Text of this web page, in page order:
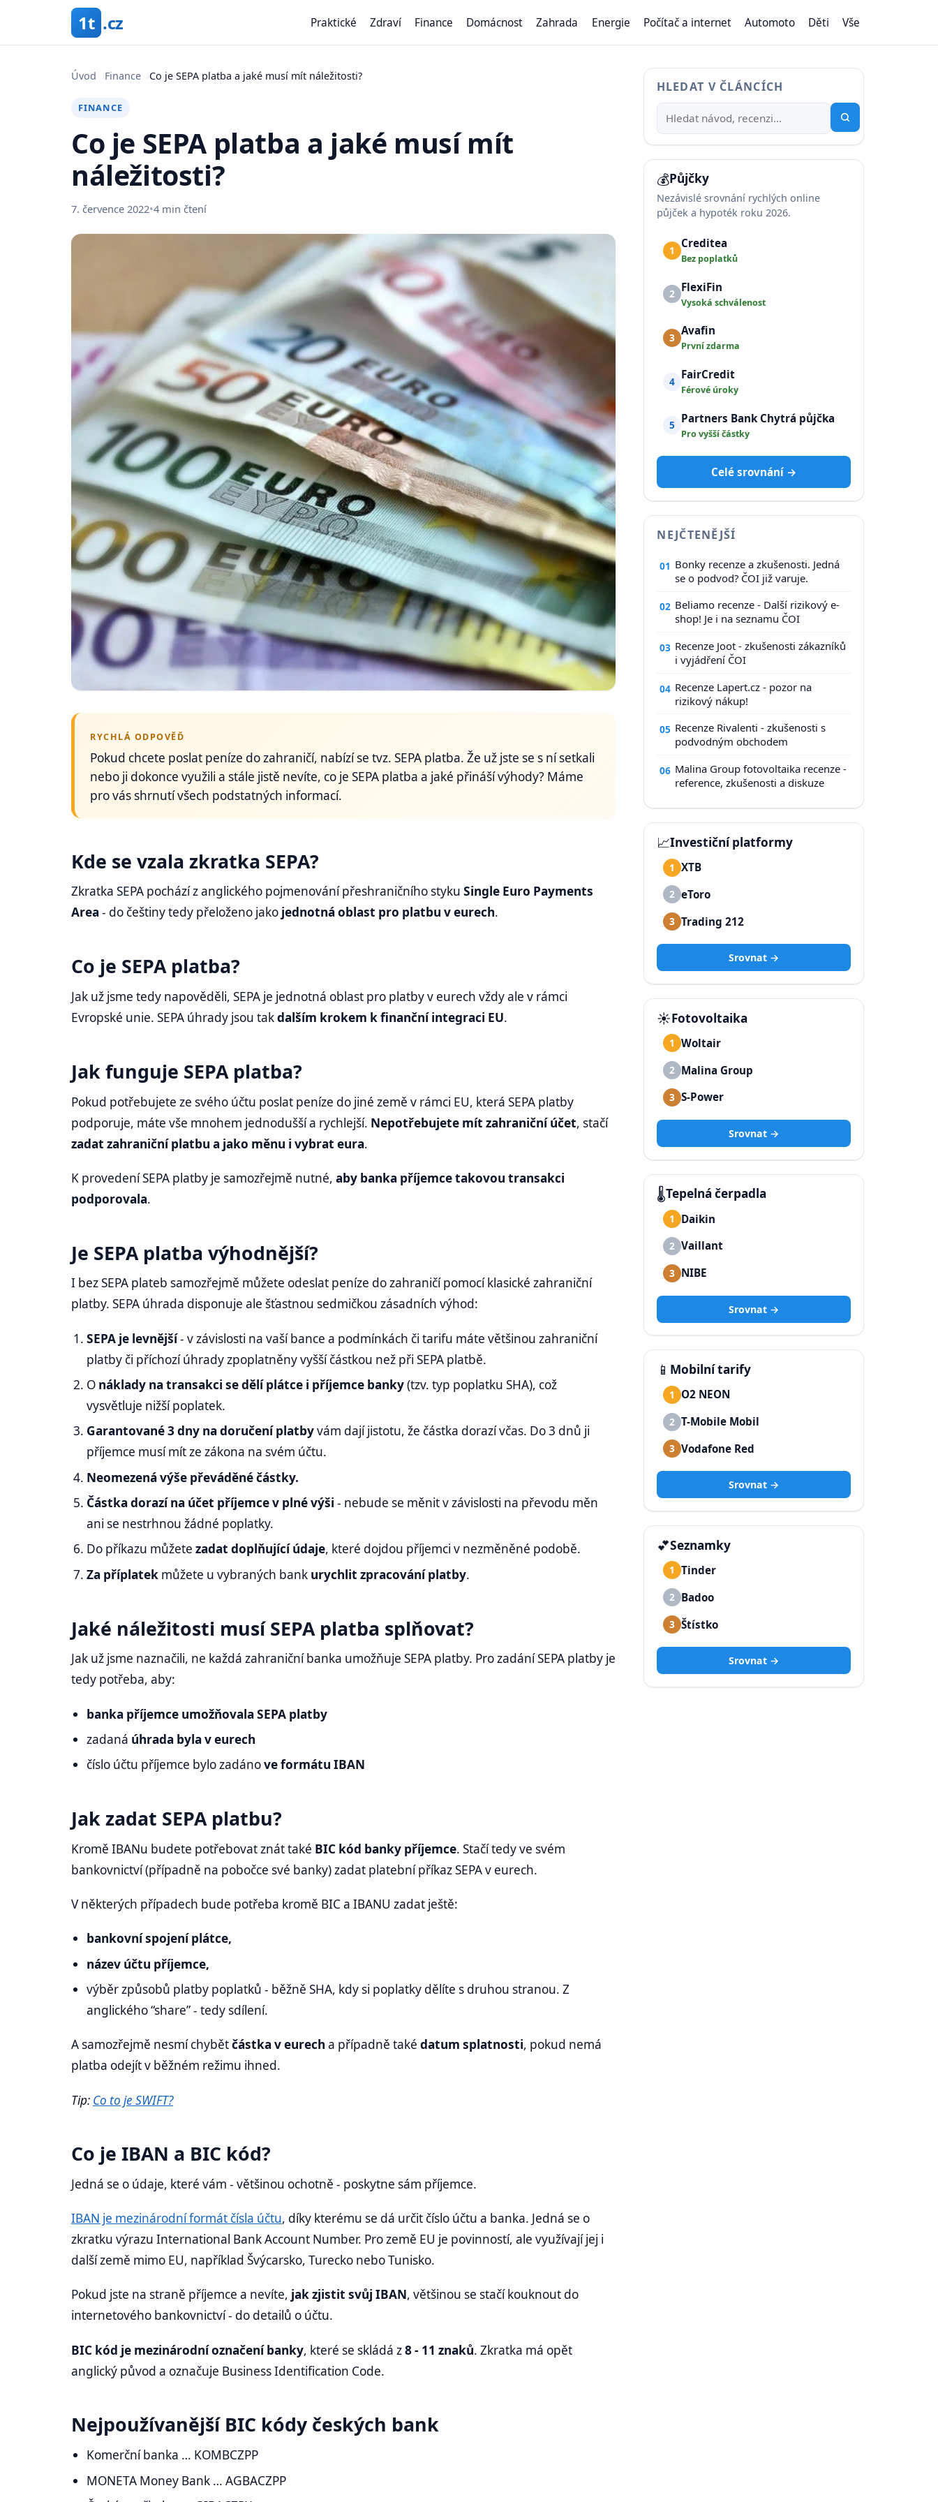
1t .cz Praktické Zdraví Finance Domácnost Zahrada Energie Počítač a internet Automoto Děti Vše
Úvod ›Finance ›Co je SEPA platba a jaké musí mít náležitosti?
FINANCE
Co je SEPA platba a jaké musí mít
náležitosti?
7. července 2022•4 min čtení
RYCHLÁ ODPOVĚĎ
Pokud chcete poslat peníze do zahraničí, nabízí se tvz. SEPA platba. Že už jste se s ní setkali
nebo ji dokonce využili a stále jistě nevíte, co je SEPA platba a jaké přináší výhody? Máme
pro vás shrnutí všech podstatných informací.
Kde se vzala zkratka SEPA?
Zkratka SEPA pochází z anglického pojmenování přeshraničního styku Single Euro Payments
Area- do češtiny tedy přeloženo jako jednotná oblast pro platbu v eurech.
Co je SEPA platba?
Jak už jsme tedy napověděli, SEPA je jednotná oblast pro platby v eurech vždy ale v rámci
Evropské unie. SEPA úhrady jsou takdalším krokem k finanční integraci EU.
Jak funguje SEPA platba?
Pokud potřebujete ze svého účtu poslat peníze do jiné země v rámci EU, která SEPA platby
podporuje, máte vše mnohem jednodušší a rychlejší. Nepotřebujete mít zahraniční účet, stačí
zadat zahraniční platbu a jako měnu i vybrat eura.
K provedení SEPA platby je samozřejmě nutné, aby banka příjemce takovou transakci
podporovala.
Je SEPA platba výhodnější?
I bez SEPA plateb samozřejmě můžete odeslat peníze do zahraničí pomocí klasické zahraniční
platby. SEPA úhrada disponuje ale šťastnou sedmičkou zásadních výhod:
SEPA je levnější- v závislosti na vaší bance a podmínkách či tarifu máte většinou zahraniční
platby či příchozí úhrady zpoplatněny vyšší částkou než při SEPA platbě.
O náklady na transakci se dělí plátce i příjemce banky(tzv. typ poplatku SHA), což
vysvětluje nižší poplatek.
Garantované 3 dny na doručení platbyvám dají jistotu, že částka dorazí včas. Do 3 dnů ji
příjemce musí mít ze zákona na svém účtu.
Neomezená výše převáděné částky.
Částka dorazí na účet příjemce v plné výši - nebude se měnit v závislosti na převodu měn
ani se nestrhnou žádné poplatky.
Do příkazu můžetezadat doplňující údaje, které dojdou příjemci v nezměněné podobě.
Za příplatek můžete u vybraných bank urychlit zpracování platby.
Jaké náležitosti musí SEPA platba splňovat?
Jak už jsme naznačili, ne každá zahraniční banka umožňuje SEPA platby. Pro zadání SEPA platby je
tedy potřeba, aby:
banka příjemce umožňovala SEPA platby
zadaná úhrada byla v eurech
číslo účtu příjemce bylo zadánove formátu IBAN
Jak zadat SEPA platbu?
Kromě IBANu budete potřebovat znát také BIC kód banky příjemce. Stačí tedy ve svém
bankovnictví (případně na pobočce své banky) zadat platební příkaz SEPA v eurech.
V některých případech bude potřeba kromě BIC a IBANU zadat ještě:
bankovní spojení plátce,
název účtu příjemce,
výběr způsobů platby poplatků - běžně SHA, kdy si poplatky dělíte s druhou stranou. Z
anglického “share” - tedy sdílení.
A samozřejmě nesmí chybětčástka v eurech a případně také datum splatnosti, pokud nemá
platba odejít v běžném režimu ihned.
Tip: Co to je SWIFT?
Co je IBAN a BIC kód?
Jedná se o údaje, které vám - většinou ochotně - poskytne sám příjemce.
IBAN je mezinárodní formát čísla účtu, díky kterému se dá určit číslo účtu a banka. Jedná se o
zkratku výrazu International Bank Account Number. Pro země EU je povinností, ale využívají jej i
další země mimo EU, například Švýcarsko, Turecko nebo Tunisko.
Pokud jste na straně příjemce a nevíte, jak zjistit svůj IBAN, většinou se stačí kouknout do
internetového bankovnictví - do detailů o účtu.
BIC kód je mezinárodní označení banky, které se skládá z8 - 11 znaků. Zkratka má opět
anglický původ a označuje Business Identification Code.
Nejpoužívanější BIC kódy českých bank
Komerční banka … KOMBCZPP
MONETA Money Bank … AGBACZPP
HLEDAT V ČLÁNCÍCH
💰Půjčky
Nezávislé srovnání rychlých online
půjček a hypoték roku 2026.
1 Creditea
Bez poplatků
2 FlexiFin
Vysoká schválenost
3 Avafin
První zdarma
4 FairCredit
Férové úroky
5 Partners Bank Chytrá půjčka
Pro vyšší částky
Celé srovnání →
NEJČTENĚJŠÍ
01 Bonky recenze a zkušenosti. Jedná
se o podvod? ČOI již varuje.
02 Beliamo recenze - Další rizikový e-
shop! Je i na seznamu ČOI
03 Recenze Joot - zkušenosti zákazníků
i vyjádření ČOI
04 Recenze Lapert.cz - pozor na
rizikový nákup!
05 Recenze Rivalenti - zkušenosti s
podvodným obchodem
06 Malina Group fotovoltaika recenze -
reference, zkušenosti a diskuze
📈Investiční platformy
1 XTB
2 eToro
3 Trading 212
Srovnat →
☀️Fotovoltaika
1 Woltair
2 Malina Group
3 S-Power
Srovnat →
🌡️Tepelná čerpadla
1 Daikin
2 Vaillant
3 NIBE
Srovnat →
📱 Mobilní tarify
1 O2 NEON
2 T-Mobile Mobil
3 Vodafone Red
Srovnat →
💕Seznamky
1 Tinder
2 Badoo
3 Štístko
Srovnat →